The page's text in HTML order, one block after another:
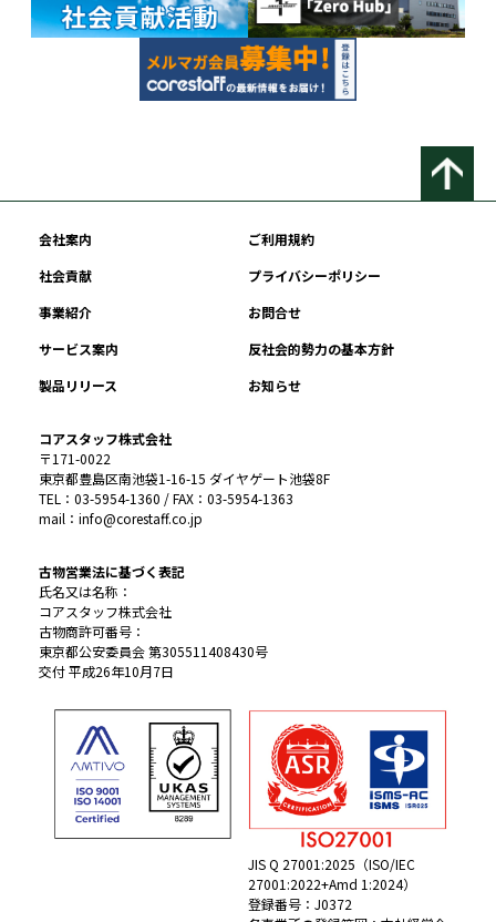
会社案内
ご利用規約
社会貢献
プライバシーポリシー
事業紹介
お問合せ
サービス案内
反社会的勢力の基本方針
製品リリース
お知らせ
コアスタッフ株式会社
〒171-0022
東京都豊島区南池袋1-16-15 ダイヤゲート池袋8F
TEL：03-5954-1360 / FAX：03-5954-1363
mail：info@corestaff.co.jp
古物営業法に基づく表記
氏名又は名称：
コアスタッフ株式会社
古物商許可番号：
東京都公安委員会 第305511408430号
交付 平成26年10月7日
JIS Q 27001:2025（ISO/IEC
27001:2022+Amd 1:2024）
登録番号：J0372